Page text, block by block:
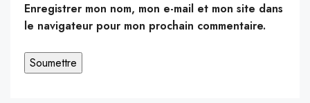
Enregistrer mon nom, mon e-mail et mon site dans
le navigateur pour mon prochain commentaire.